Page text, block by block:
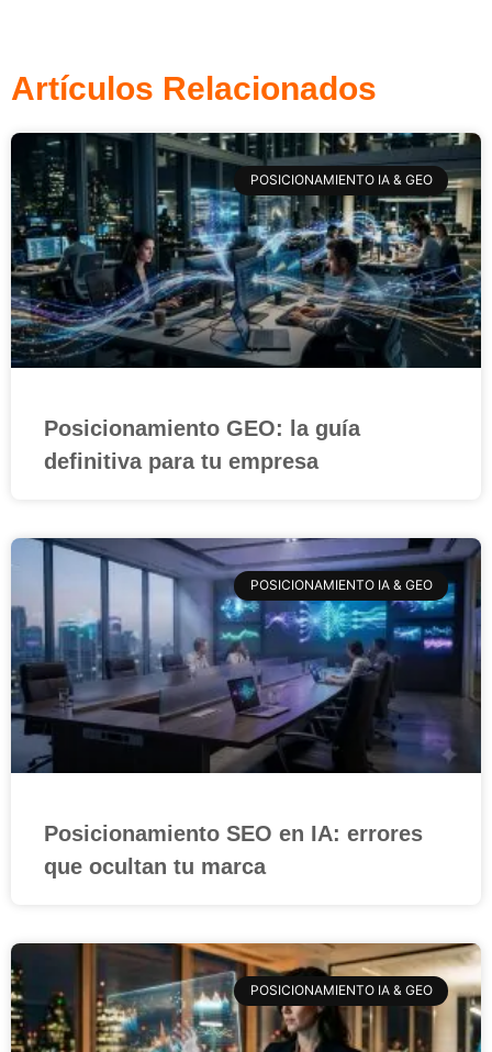
Artículos Relacionados
POSICIONAMIENTO IA & GEO
Posicionamiento GEO: la guía
definitiva para tu empresa
POSICIONAMIENTO IA & GEO
Posicionamiento SEO en IA: errores
que ocultan tu marca
POSICIONAMIENTO IA & GEO